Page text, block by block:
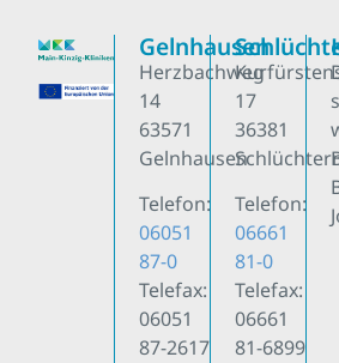
Gelnhausen
Herzbachweg
14
63571
Gelnhausen
Telefon:
06051
87-0
Telefax:
06051
87-2617
17
36381
Telefon:
06661
81-0
Telefax:
06661
81-6899